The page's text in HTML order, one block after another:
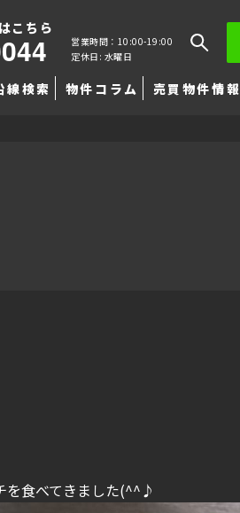
こちら
営業時間：10:00-19:00
定休日: 水曜日
線検索 物件コラム 売買物件情報
を食べてきました(^^♪